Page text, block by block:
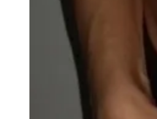
Cidades da Região
Santana de Parnaíba
Araçariguama
Francisco Morato Taboão da Serra
Para Sua Empresa
Anuncie Regional